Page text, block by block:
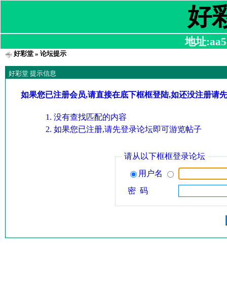
好
地址
好彩堂» 论坛提示
好彩堂 提示信息
如果您已注册会员,请直接在底下框框登陆,如还没注册请
没有查找匹配的内容
如果您已注册,请先登录论坛即可游览帖子
请从以下框框登录论坛
用户名
密 码